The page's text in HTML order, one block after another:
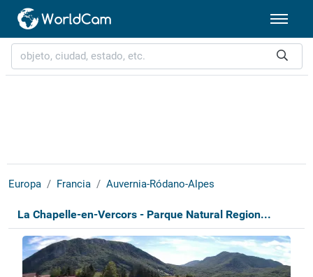
Europa Francia Auvernia-Ródano-Alpes
La Chapelle-en-Vercors - Parque Natural Region...